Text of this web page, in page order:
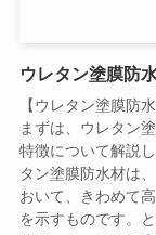
ウレタン塗膜防
【ウレタン塗膜防
まずは、ウレタン
特徴について解説
タン塗膜防水材は
おいて、きわめて
を示すものです。